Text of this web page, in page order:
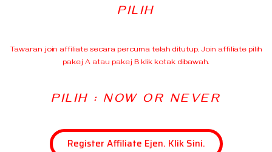
PILIH
Tawaran join affiliate secara percuma telah ditutup, Join affiliate pilih
pakej A atau pakej B klik kotak dibawah.
PILIH : NOW OR NEVER
Register Affiliate Ejen. Klik Sini.